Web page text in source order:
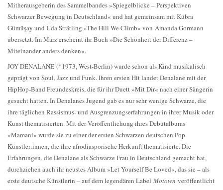
Mitherausgeberin des Sammelbandes »Spiegelblicke – Perspektiven
Schwarzer Bewegung in Deutschland« und hat gemeinsam mit Kübra
Gümüşay und Uda Strätling »The Hill We Climb« von Amanda Gormann
übersetzt. Im März erscheint ihr Buch »Die Schönheit der Differenz –
Miteinander anders denken«.
JOY DENALANE (*1973, West-Berlin) wurde schon als Kind musikalisch
geprägt von Soul, Jazz und Funk. Ihren ersten Hit landet Denalane mit der
HipHop-Band Freundeskreis, die für ihr Duett »Mit Dir« nach einer Sängerin
gesucht hatten. In Denalanes Jugend gab es nur sehr wenige Schwarze, die
ihre täglichen Rassismus- und Ausgrenzungserfahrungen in ihrer Musik oder
Kunst thematisierten. Mit der Veröffentlichung ihres Debütalbums
»Mamani« wurde sie zu einer der ersten Schwarzen deutschen Pop-
Künstler:innen, die ihre afrodiasporische Herkunft thematisierte. Die
Erfahrungen, die Denalane als Schwarze Frau in Deutschland gemacht hat,
durchziehen auch ihr neustes Album »Let Yourself Be Loved«, das sie – als
erste deutsche Künstlerin – auf dem legendären Label Motown veröffentlicht